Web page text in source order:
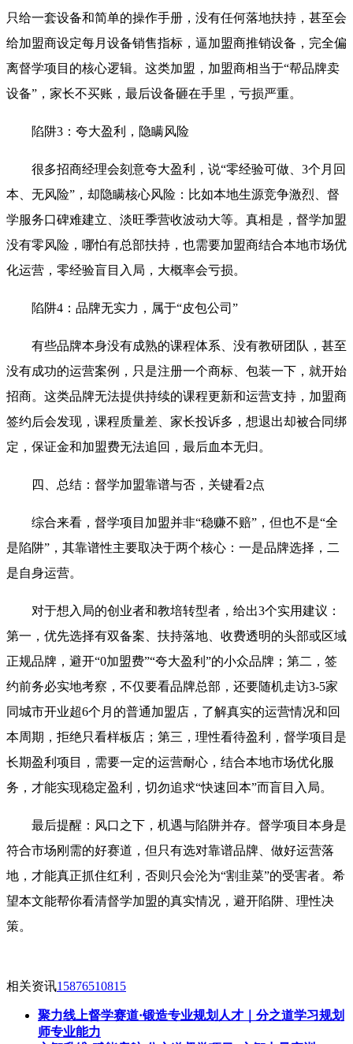
只给一套设备和简单的操作手册，没有任何落地扶持，甚至会
给加盟商设定每月设备销售指标，逼加盟商推销设备，完全偏
离督学项目的核心逻辑。这类加盟，加盟商相当于“帮品牌卖
设备”，家长不买账，最后设备砸在手里，亏损严重。
陷阱3：夸大盈利，隐瞒风险
很多招商经理会刻意夸大盈利，说“零经验可做、3个月回
本、无风险”，却隐瞒核心风险：比如本地生源竞争激烈、督
学服务口碑难建立、淡旺季营收波动大等。真相是，督学加盟
没有零风险，哪怕有总部扶持，也需要加盟商结合本地市场优
化运营，零经验盲目入局，大概率会亏损。
陷阱4：品牌无实力，属于“皮包公司”
有些品牌本身没有成熟的课程体系、没有教研团队，甚至
没有成功的运营案例，只是注册一个商标、包装一下，就开始
招商。这类品牌无法提供持续的课程更新和运营支持，加盟商
签约后会发现，课程质量差、家长投诉多，想退出却被合同绑
定，保证金和加盟费无法追回，最后血本无归。
四、总结：督学加盟靠谱与否，关键看2点
综合来看，督学项目加盟并非“稳赚不赔”，但也不是“全
是陷阱”，其靠谱性主要取决于两个核心：一是品牌选择，二
是自身运营。
对于想入局的创业者和教培转型者，给出3个实用建议：
第一，优先选择有双备案、扶持落地、收费透明的头部或区域
正规品牌，避开“0加盟费”“夸大盈利”的小众品牌；第二，签
约前务必实地考察，不仅要看品牌总部，还要随机走访3-5家
同城市开业超6个月的普通加盟店，了解真实的运营情况和回
本周期，拒绝只看样板店；第三，理性看待盈利，督学项目是
长期盈利项目，需要一定的运营耐心，结合本地市场优化服
务，才能实现稳定盈利，切勿追求“快速回本”而盲目入局。
最后提醒：风口之下，机遇与陷阱并存。督学项目本身是
符合市场刚需的好赛道，但只有选对靠谱品牌、做好运营落
地，才能真正抓住红利，否则只会沦为“割韭菜”的受害者。希
望本文能帮你看清督学加盟的真实情况，避开陷阱、理性决
策。
相关资讯15876510815
聚力线上督学赛道·锻造专业规划人才｜分之道学习规划
师专业能力